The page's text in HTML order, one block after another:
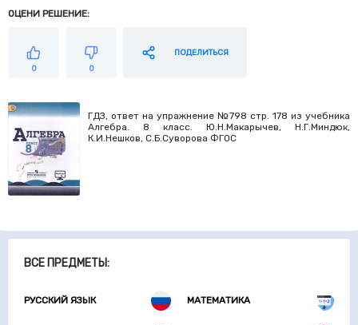
ВСЕ ПРЕДМЕТЫ:
РУССКИЙ ЯЗЫК МАТЕМАТИКА
ОЦЕНИ РЕШЕНИЕ:
0 0
ПОДЕЛИТЬСЯ
ГДЗ, ответ на упражнение №798 стр. 178 из учебника
Алгебра. 8 класс. Ю.Н.Макарычев, Н.Г.Миндюк,
К.И.Нешков, С.Б.Суворова ФГОС